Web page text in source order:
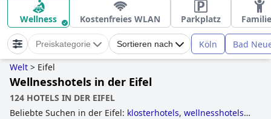
Wellness Kostenfreies WLAN Parkplatz
Preiskategorie Sortieren nach Köln Bad
Welt > Eifel
Wellnesshotels in der Eifel
124 HOTELS IN DER EIFEL
Beliebte Suchen in der Eifel: klosterhotels, wellnesshotels,